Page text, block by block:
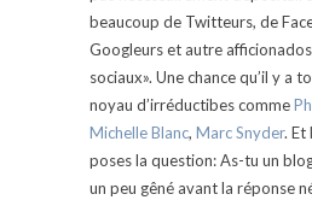
beaucoup de Twitteurs, de
Googleurs et autre
sociaux». Une chance qu’il y a
noyau d’irréductibes comme
Michelle Blanc, Marc Snyder. Et
poses la question: As-tu un
un peu gêné avant la réponse